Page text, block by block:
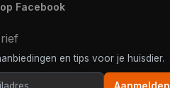
Facebook
en tips voor je huisdier.